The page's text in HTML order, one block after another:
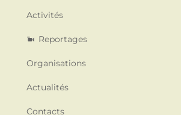
Activités
Reportages
Organisations
Actualités
Contacts